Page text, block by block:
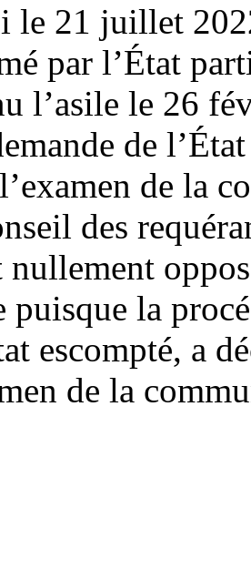
le 21 juillet
par l’État
l’asile le 26
de
de la
des
nullement
puisque la
escompté, a
de la